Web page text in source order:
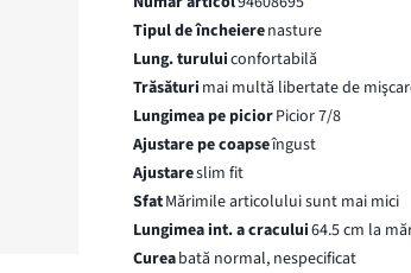
Tipul de încheierenasture
Lung. turuluiconfortabilă
Trăsături mai multă libertate de
Lungimea pe piciorPicior 7/8
Ajustare pe coapseîngust
Ajustareslim fit
SfatMărimile articolului sunt mai mici
Lungimea int. a cracului64.5 cm la
Cureabată normal, nespecificat